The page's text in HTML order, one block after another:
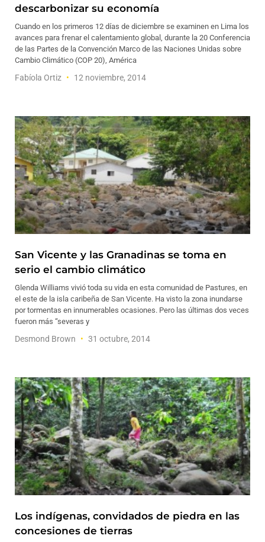
descarbonizar su economía
Cuando en los primeros 12 días de diciembre se examinen en Lima los
avances para frenar el calentamiento global, durante la 20 Conferencia
de las Partes de la Convención Marco de las Naciones Unidas sobre
Cambio Climático (COP 20), América
Fabíola Ortiz 12 noviembre, 2014
San Vicente y las Granadinas se toma en
serio el cambio climático
Glenda Williams vivió toda su vida en esta comunidad de Pastures, en
el este de la isla caribeña de San Vicente. Ha visto la zona inundarse
por tormentas en innumerables ocasiones. Pero las últimas dos veces
fueron más “severas y
Desmond Brown 31 octubre, 2014
Los indígenas, convidados de piedra en las
concesiones de tierras